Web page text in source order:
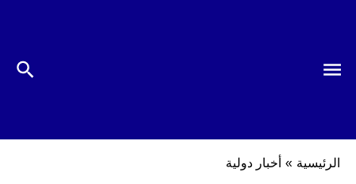
الرئيسية » أخبار دولية